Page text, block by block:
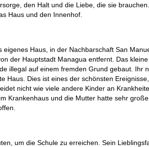
den Halt und die Liebe, die sie
Haus und den Innenhof.
Haus, in der Nachbarschaft San
der Hauptstadt Managua entfernt. Das
illegal auf einem fremden Grund gebaut. Ihr
Dies ist eines der schönsten
nicht wie viele andere Kinder an
Krankenhaus und die Mutter hatte sehr
um die Schule zu erreichen. Sein